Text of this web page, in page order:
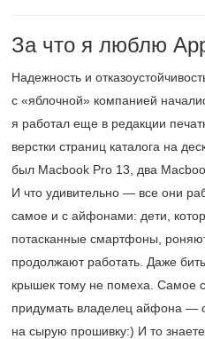
За что я люблю
Надежность и
с «яблочной» компанией
я работал еще в редакции
верстки страниц каталога на
был Macbook Pro 13, два
И что удивительно — все они
самое и с айфонами: дети,
потасканные смартфоны,
продолжают работать. Даже
крышек тому не помеха. Самое
придумать владелец айфона —
на сырую прошивку:) И то